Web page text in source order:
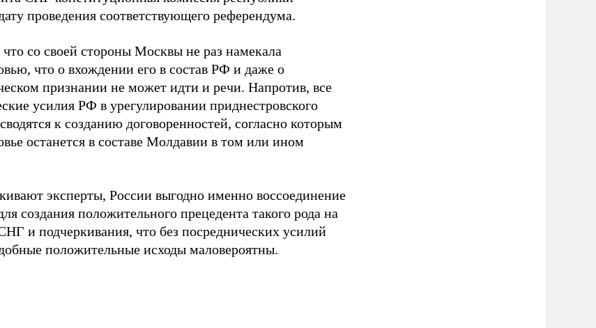
проведения соответствующего референдума.
со своей стороны Москвы не раз намекала
что о вхождении его в состав РФ и даже о
признании не может идти и речи. Напротив, все
усилия РФ в урегулировании приднестровского
к созданию договоренностей, согласно которым
останется в составе Молдавии в том или ином
эксперты, России выгодно именно воссоединение
создания положительного прецедента такого рода на
и подчеркивания, что без посреднических усилий
положительные исходы маловероятны.